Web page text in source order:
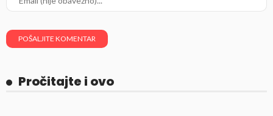
Pročitajte i ovo